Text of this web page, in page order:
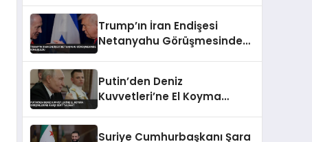
Trump’ın İran Endişesi
Netanyahu Görüşmesinde
Putin’den Deniz
Kuvvetleri’ne El Koyma
Suriye Cumhurbaşkanı Şara